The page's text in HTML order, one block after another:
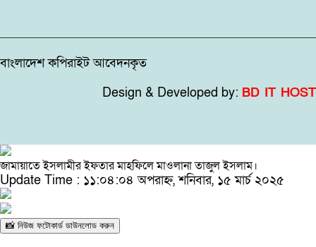
বাংলাদেশ কপিরাইট আবেদনকৃত
Design & Developed by: BD IT HOST
জামায়াতে ইসলামীর ইফতার মাহফিলে মাওলানা তাজুল ইসলাম।
Update Time : ১১:০৪:০৪ অপরাহ্ন, শনিবার, ১৫ মার্চ ২০২৫
📸 নিউজ ফটোকার্ড ডাউনলোড করুন